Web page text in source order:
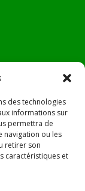
des technologies
informations sur
permettra de
navigation ou les
retirer son
caractéristiques et
Verde